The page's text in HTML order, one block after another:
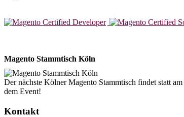
Magento Stammtisch Köln
Der nächste Kölner Magento Stammtisch findet statt am
dem Event!
Kontakt